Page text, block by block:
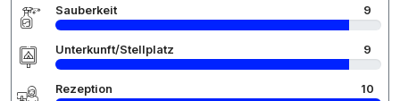
Sauberkeit 9
Unterkunft/Stellplatz 9
Rezeption 10